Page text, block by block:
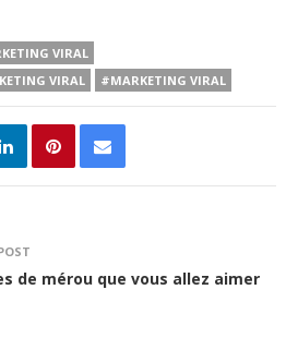
VIRAL
VIRAL
#MARKETING VIRAL
de mérou que vous allez aimer